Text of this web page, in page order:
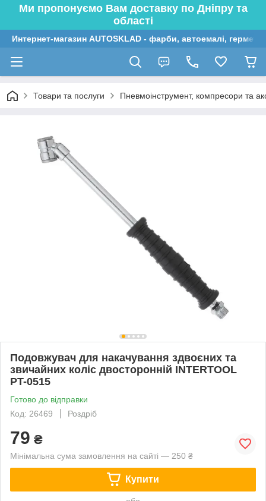
Ми пропонуємо Вам доставку по Дніпру та
області
Интернет-магазин AUTOSKLAD - фарби, автоемалі,
Товари та послуги Пневмоінструмент, компресори та
Подовжувач для накачування здвоєних та
звичайних коліс двосторонній INTERTOOL
PT-0515
Готово до відправки
Код: 26469
Роздріб
79 ₴
Мінімальна сума замовлення на сайті — 250 ₴
Купити